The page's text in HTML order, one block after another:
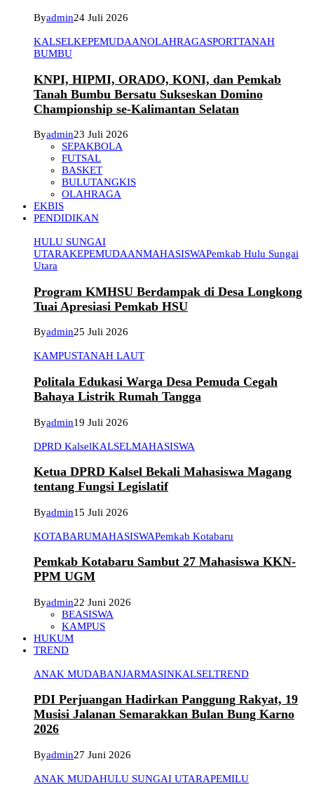
Byadmin24 Juli 2026
KALSELKEPEMUDAANOLAHRAGASPORTTANAH
BUMBU
KNPI, HIPMI, ORADO, KONI, dan Pemkab
Tanah Bumbu Bersatu Sukseskan Domino
Championship se-Kalimantan Selatan
Byadmin23 Juli 2026
SEPAKBOLA
FUTSAL
BASKET
BULUTANGKIS
OLAHRAGA
EKBIS
PENDIDIKAN
HULU SUNGAI
UTARAKEPEMUDAANMAHASISWAPemkab Hulu Sungai
Utara
Program KMHSU Berdampak di Desa Longkong
Tuai Apresiasi Pemkab HSU
Byadmin25 Juli 2026
KAMPUSTANAH LAUT
Politala Edukasi Warga Desa Pemuda Cegah
Bahaya Listrik Rumah Tangga
Byadmin19 Juli 2026
DPRD KalselKALSELMAHASISWA
Ketua DPRD Kalsel Bekali Mahasiswa Magang
tentang Fungsi Legislatif
Byadmin15 Juli 2026
KOTABARUMAHASISWAPemkab Kotabaru
Pemkab Kotabaru Sambut 27 Mahasiswa KKN-
PPM UGM
Byadmin22 Juni 2026
BEASISWA
KAMPUS
HUKUM
TREND
ANAK MUDABANJARMASINKALSELTREND
PDI Perjuangan Hadirkan Panggung Rakyat, 19
Musisi Jalanan Semarakkan Bulan Bung Karno
2026
Byadmin27 Juni 2026
ANAK MUDAHULU SUNGAI UTARAPEMILU